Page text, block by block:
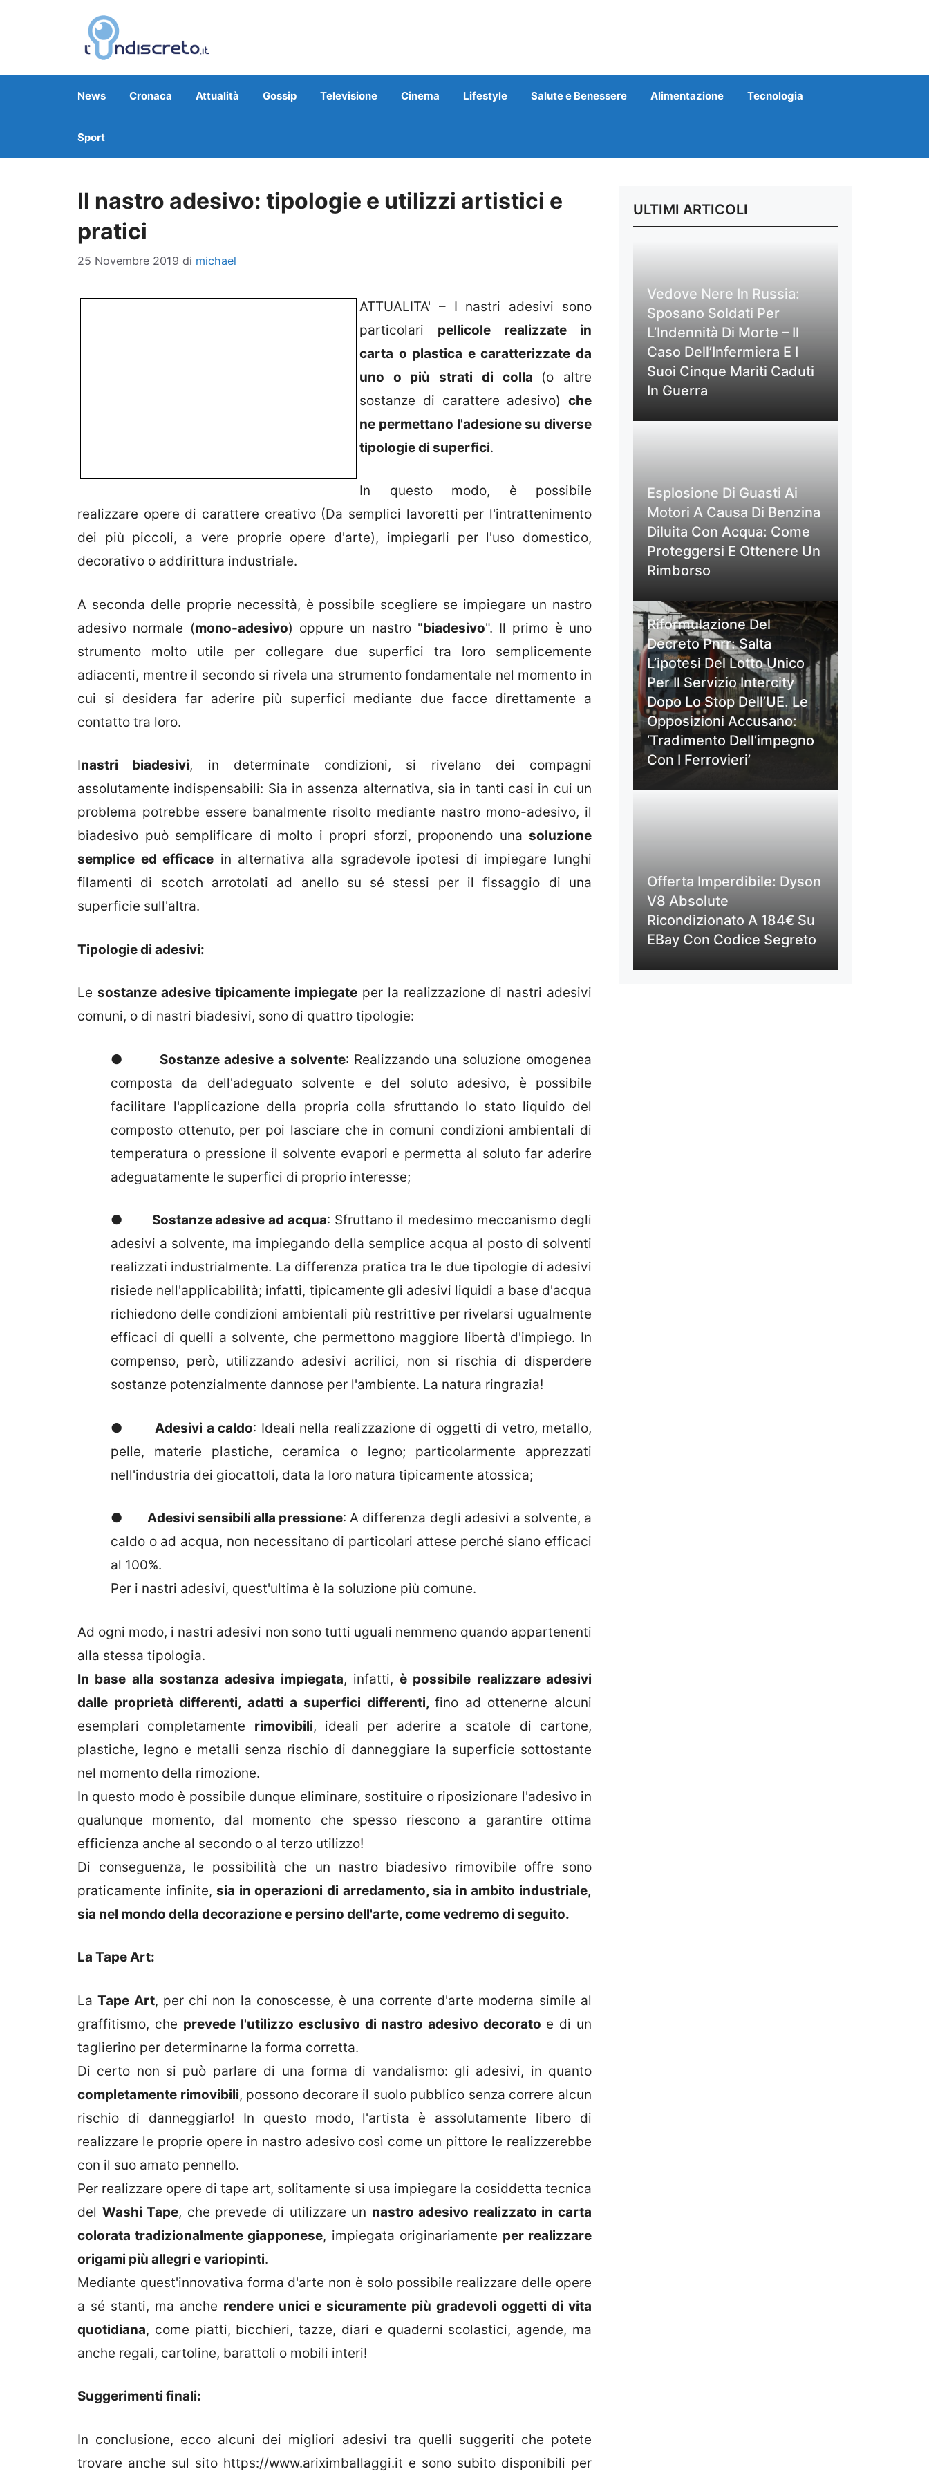
News Cronaca Attualità Gossip Televisione Cinema Lifestyle Salute e Benessere Alimentazione Tecnologia
Sport
Il nastro adesivo: tipologie e utilizzi artistici e
pratici
25 Novembre 2019 di michael
ATTUALITA' – I nastri adesivi sono
particolari pellicole realizzate in
carta o plastica e caratterizzate da
uno o più strati di colla (o altre
sostanze di carattere adesivo) che
ne permettano l'adesione su diverse
tipologie di superfici.
In questo modo, è possibile
realizzare opere di carattere creativo (Da semplici lavoretti per l'intrattenimento
dei più piccoli, a vere proprie opere d'arte), impiegarli per l'uso domestico,
decorativo o addirittura industriale.
A seconda delle proprie necessità, è possibile scegliere se impiegare un nastro
adesivo normale (mono-adesivo) oppure un nastro "biadesivo". Il primo è uno
strumento molto utile per collegare due superfici tra loro semplicemente
adiacenti, mentre il secondo si rivela una strumento fondamentale nel momento in
cui si desidera far aderire più superfici mediante due facce direttamente a
contatto tra loro.
Inastri biadesivi, in determinate condizioni, si rivelano dei compagni
assolutamente indispensabili: Sia in assenza alternativa, sia in tanti casi in cui un
problema potrebbe essere banalmente risolto mediante nastro mono-adesivo, il
biadesivo può semplificare di molto i propri sforzi, proponendo una soluzione
semplice ed efficace in alternativa alla sgradevole ipotesi di impiegare lunghi
filamenti di scotch arrotolati ad anello su sé stessi per il fissaggio di una
superficie sull'altra.
Tipologie di adesivi:
Le sostanze adesive tipicamente impiegate per la realizzazione di nastri adesivi
comuni, o di nastri biadesivi, sono di quattro tipologie:
● Sostanze adesive a solvente: Realizzando una soluzione omogenea
composta da dell'adeguato solvente e del soluto adesivo, è possibile
facilitare l'applicazione della propria colla sfruttando lo stato liquido del
composto ottenuto, per poi lasciare che in comuni condizioni ambientali di
temperatura o pressione il solvente evapori e permetta al soluto far aderire
adeguatamente le superfici di proprio interesse;
● Sostanze adesive ad acqua: Sfruttano il medesimo meccanismo degli
adesivi a solvente, ma impiegando della semplice acqua al posto di solventi
realizzati industrialmente. La differenza pratica tra le due tipologie di adesivi
risiede nell'applicabilità; infatti, tipicamente gli adesivi liquidi a base d'acqua
richiedono delle condizioni ambientali più restrittive per rivelarsi ugualmente
efficaci di quelli a solvente, che permettono maggiore libertà d'impiego. In
compenso, però, utilizzando adesivi acrilici, non si rischia di disperdere
sostanze potenzialmente dannose per l'ambiente. La natura ringrazia!
● Adesivi a caldo: Ideali nella realizzazione di oggetti di vetro, metallo,
pelle, materie plastiche, ceramica o legno; particolarmente apprezzati
nell'industria dei giocattoli, data la loro natura tipicamente atossica;
● Adesivi sensibili alla pressione: A differenza degli adesivi a solvente, a
caldo o ad acqua, non necessitano di particolari attese perché siano efficaci
al 100%.
Per i nastri adesivi, quest'ultima è la soluzione più comune.
Ad ogni modo, i nastri adesivi non sono tutti uguali nemmeno quando appartenenti
alla stessa tipologia.
In base alla sostanza adesiva impiegata, infatti,è possibile realizzare adesivi
dalle proprietà differenti, adatti a superfici differenti,fino ad ottenerne alcuni
esemplari completamente rimovibili, ideali per aderire a scatole di cartone,
plastiche, legno e metalli senza rischio di danneggiare la superficie sottostante
nel momento della rimozione.
In questo modo è possibile dunque eliminare, sostituire o riposizionare l'adesivo in
qualunque momento, dal momento che spesso riescono a garantire ottima
efficienza anche al secondo o al terzo utilizzo!
Di conseguenza, le possibilità che un nastro biadesivo rimovibile offre sono
praticamente infinite,sia in operazioni di arredamento, sia in ambito industriale,
sia nel mondo della decorazione e persino dell'arte, come vedremo di seguito.
La Tape Art:
LaTape Art, per chi non la conoscesse, è una corrente d'arte moderna simile al
graffitismo, che prevede l'utilizzo esclusivo di nastro adesivo decorato e di un
taglierino per determinarne la forma corretta.
Di certo non si può parlare di una forma di vandalismo: gli adesivi, in quanto
completamente rimovibili, possono decorare il suolo pubblico senza correre alcun
rischio di danneggiarlo! In questo modo, l'artista è assolutamente libero di
realizzare le proprie opere in nastro adesivo così come un pittore le realizzerebbe
con il suo amato pennello.
Per realizzare opere di tape art, solitamente si usa impiegare la cosiddetta tecnica
del Washi Tape, che prevede di utilizzare un nastro adesivo realizzato in carta
colorata tradizionalmente giapponese, impiegata originariamente per realizzare
origami più allegri e variopinti.
Mediante quest'innovativa forma d'arte non è solo possibile realizzare delle opere
a sé stanti, ma anche rendere unici e sicuramente più gradevoli oggetti di vita
quotidiana, come piatti, bicchieri, tazze, diari e quaderni scolastici, agende, ma
anche regali, cartoline, barattoli o mobili interi!
Suggerimenti finali:
In conclusione, ecco alcuni dei migliori adesivi tra quelli suggeriti che potete
trovare anche sul sito https://www.ariximballaggi.it e sono subito disponibili per
ULTIMI ARTICOLI
Vedove Nere In Russia:
Sposano Soldati Per
L’Indennità Di Morte – Il
Caso Dell’Infermiera E I
Suoi Cinque Mariti Caduti
In Guerra
Esplosione Di Guasti Ai
Motori A Causa Di Benzina
Diluita Con Acqua: Come
Proteggersi E Ottenere Un
Rimborso
Riformulazione Del
Decreto Pnrr: Salta
L’ipotesi Del Lotto Unico
Per Il Servizio Intercity
Dopo Lo Stop Dell’UE. Le
Opposizioni Accusano:
‘Tradimento Dell’impegno
Con I Ferrovieri’
Offerta Imperdibile: Dyson
V8 Absolute
Ricondizionato A 184€ Su
EBay Con Codice Segreto